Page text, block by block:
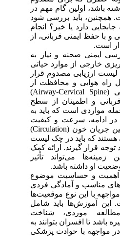
باشد، اولین گام مهم در
همچنین، باید بررسی شود
دارد یا خیر؟ انجام
با حفظ ایمنی قربانی، از
است.
ایمنی صحنه و نیاز به
خارجی از موارد حیاتی
ارزیابی مصدوم قرار
راه هوایی و محافظت از
(
Airway-Cervical Spine
)
و اطمینان از سطح
مواردی است که باید به
ادامه، سرعت و کیفیت
جریان خون ( Circulation
)
که باید در چک لیست
قرار گیرند. ارائه کمک
می‌تواند تأثیر
او داشته باشد.
اهمیت و حساسیت موضوع
مناسب و آمادگی فردی
با این نوع موقعیت‌ها
آموزش‌ها باید شامل
موردی، شناخت
باشد تا افسران بتوانند به
مواجهه با حوادث پزشکی